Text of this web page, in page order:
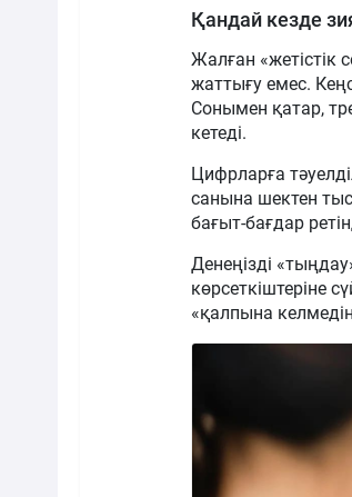
Қандай кезде
Жалған «жетістік
жаттығу емес.
Сонымен қатар,
кетеді.
Цифрларға
санына шектен
бағыт-бағдар
Денеңізді
көрсеткіштеріне
«қалпына